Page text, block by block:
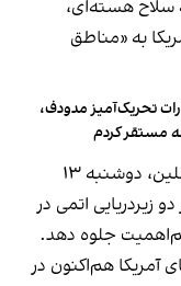
سلاح هسته‌ای،
به «مناطق
تحریک‌آمیز مدودف،
مستقر کردم
در مقابل دیمیتری پسکوف، سخنگوی کرملین، دوشنبه ۱۳
زیردریایی اتمی در
جلوه دهد.
آمریکا هم‌اکنون در